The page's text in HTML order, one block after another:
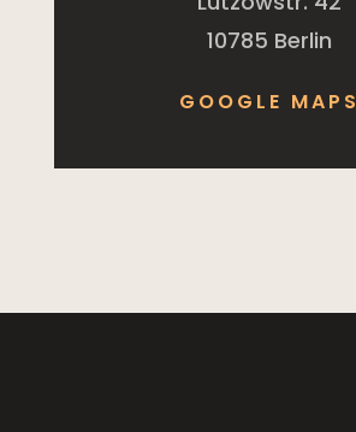
10785 Berlin
GOOGLE MAPS